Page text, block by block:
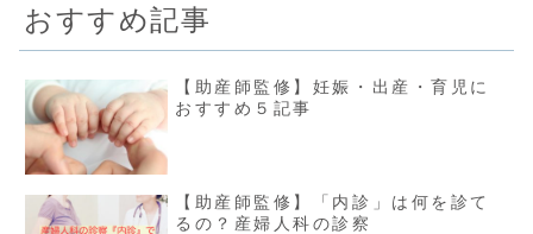
おすすめ記事
【助産師監修】妊娠・出産・育児に
おすすめ５記事
【助産師監修】「内診」は何を診て
るの？産婦人科の診察